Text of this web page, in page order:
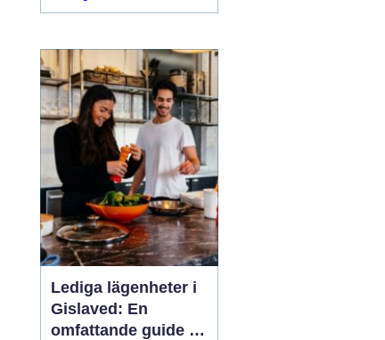
andrahandsmarknad.
sällsynta vapen-skins
kan vara värda tusentals
kronor, men många är
osäkra på hur de ska gå
till väga när de
Lediga lägenheter i
Gislaved: En
omfattande guide till